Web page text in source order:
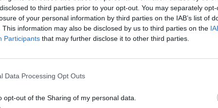
to third parties prior to your opt-out. You may separately
of your personal information by third parties on the IAB’s list of
This information may also be disclosed by us to third parties on the
Participants that may further disclose it to other third parties.
Data Processing Opt Outs
opt-out of the Sharing of my personal data.
gyerekfoglalkozásokkal veszi kezdetét.
és bábalkotó műhelyre várja
szüleiket. Ezt követően Szőcs
nagyobb diákok számára.